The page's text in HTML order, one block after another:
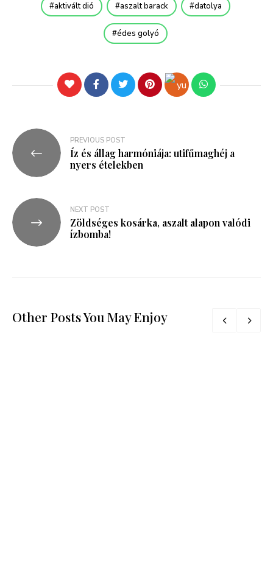
aktivált dió aszalt barack datolya
édes golyó
PREVIOUS POST
Íz és állag harmóniája: utifűmaghéj a
nyers ételekben
NEXT POST
Zöldséges kosárka, aszalt alapon valódi
ízbomba!
Other Posts You May Enjoy